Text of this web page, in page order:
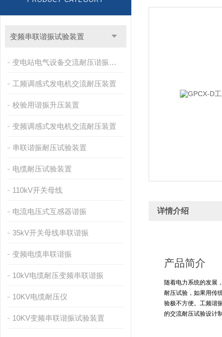
变频串联谐振试验装置
变电站电气设备交流耐压谐振装置
工频调感式发电机交流耐压装置
校验用谐振升压装置
变频调感式发电机交流耐压装置
串联谐振耐压试验装置
电缆耐压试验装置
110kV开关母线
电流电压式互感器谐振
35kV开关母线串联谐振
变频电缆串联谐振
10kV电缆耐压变频串联谐振
10KV电缆耐压仪
10KV变频串联谐振试验装置
详情介绍
产品简介
随着电力系统的发展
耐压试验，如果用传
验极不方便。工频谐
的交流耐压试验设计